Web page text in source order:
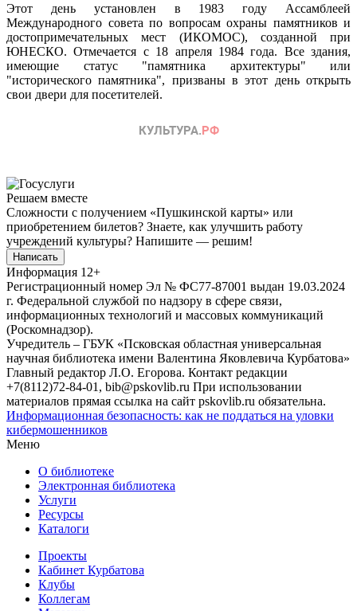
Этот день установлен в 1983 году Ассамблеей
Международного совета по вопросам охраны памятников и
достопримечательных мест (ИКОМОС), созданной при
ЮНЕСКО. Отмечается с 18 апреля 1984 года. Все здания,
имеющие статус "памятника архитектуры" или
"исторического памятника", призваны в этот день открыть
свои двери для посетителей.
Решаем вместе
Сложности с получением «Пушкинской карты» или
приобретением билетов? Знаете, как улучшить работу
учреждений культуры? Напишите — решим!
Написать
Информация 12+
Регистрационный номер Эл № ФС77-87001 выдан 19.03.2024
г. Федеральной службой по надзору в сфере связи,
информационных технологий и массовых коммуникаций
(Роскомнадзор).
Учредитель – ГБУК «Псковская областная универсальная
научная библиотека имени Валентина Яковлевича Курбатова»
Главный редактор Л.О. Егорова. Контакт редакции
+7(8112)72-84-01, bib@pskovlib.ru При использовании
материалов прямая ссылка на сайт pskovlib.ru обязательна.
Информационная безопасность: как не поддаться на уловки
кибермошенников
Меню
О библиотеке
Электронная библиотека
Услуги
Ресурсы
Каталоги
Проекты
Кабинет Курбатова
Клубы
Коллегам